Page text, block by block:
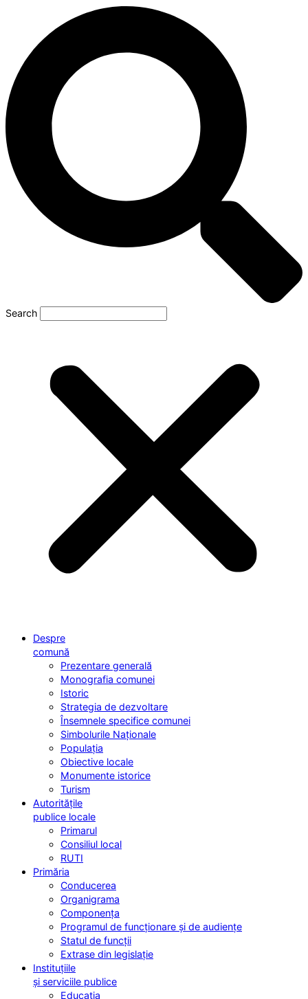
Search
Despre
comună
Prezentare generală
Monografia comunei
Istoric
Strategia de dezvoltare
Însemnele specifice comunei
Simbolurile Naționale
Populația
Obiective locale
Monumente istorice
Turism
Autoritățile
publice locale
Primarul
Consiliul local
RUTI
Primăria
Conducerea
Organigrama
Componența
Programul de funcționare și de audiențe
Statul de funcții
Extrase din legislație
Instituțiile
și serviciile publice
Educația